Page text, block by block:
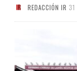
REDACCIÓN IR